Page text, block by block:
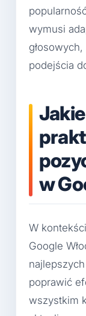
wymusi
podejścia
w
W
Google
poprawić
wszystkim